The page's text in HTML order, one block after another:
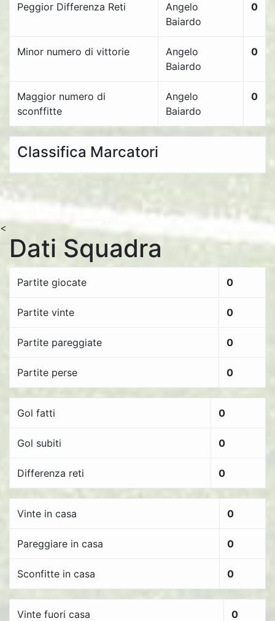
Peggior Differenza Reti
Angelo
Baiardo
0
Minor numero di vittorie
Angelo
Baiardo
0
Maggior numero di
sconffitte
Angelo
Baiardo
0
Classifica Marcatori
<
Dati Squadra
Partite giocate 0
Partite vinte 0
Partite pareggiate 0
Partite perse 0
Gol fatti 0
Gol subiti 0
Differenza reti 0
Vinte in casa 0
Pareggiare in casa 0
Sconfitte in casa 0
Vinte fuori casa 0